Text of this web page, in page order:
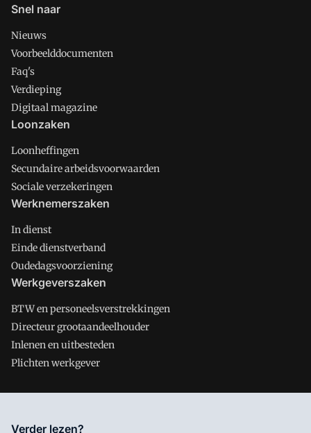
Snel naar
Nieuws
Voorbeelddocumenten
Faq's
Verdieping
Digitaal magazine
Loonzaken
Loonheffingen
Secundaire arbeidsvoorwaarden
Sociale verzekeringen
Werknemerszaken
In dienst
Einde dienstverband
Oudedagsvoorziening
Werkgeverszaken
BTW en personeelsverstrekkingen
Directeur grootaandeelhouder
Inlenen en uitbesteden
Plichten werkgever
Salarisnet is onderdeel van VMN media. Lees in
Verder lezen?